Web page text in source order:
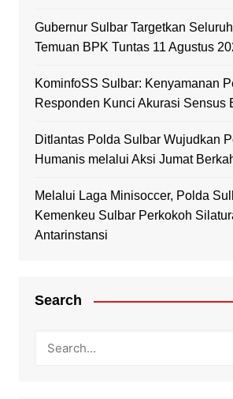
Gubernur Sulbar Targetkan
Temuan BPK Tuntas 11 Agustus
KominfoSS Sulbar: Kenyamanan
Responden Kunci Akurasi Sensus
Ditlantas Polda Sulbar Wujudkan
Humanis melalui Aksi Jumat
Melalui Laga Minisoccer, Polda
Kemenkeu Sulbar Perkokoh
Antarinstansi
Search